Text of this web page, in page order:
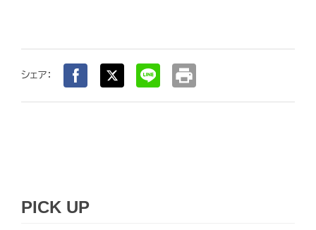
シェア： print
PICK UP